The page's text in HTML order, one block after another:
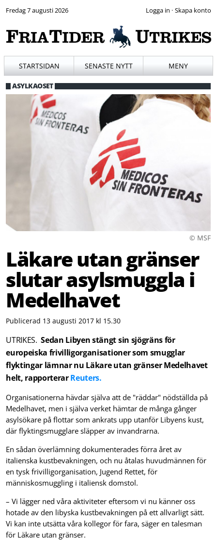
Fredag 7 augusti 2026 ·
STARTSIDAN SENASTE NYTT MENY
ASYLKAOSET
© MSF
Läkare utan gränser
slutar asylsmuggla i
Medelhavet
Publicerad 13 augusti 2017 kl 15.30
UTRIKES. Sedan Libyen stängt sin sjögräns för
europeiska frivilligorganisationer som smugglar
flyktingar lämnar nu Läkare utan gränser Medelhavet
helt, rapporterarReuters.
Organisationerna hävdar själva att de "räddar" nödställda på
Medelhavet, men i själva verket hämtar de många gånger
asylsökare på flottar som ankrats upp utanför Libyens kust,
där flyktingsmugglare släpper av invandrarna.
En sådan överlämning dokumenterades förra året av
italienska kustbevakningen, och nu åtalas huvudmännen för
en tysk frivilligorganisation, Jugend Rettet, för
människosmuggling i italiensk domstol.
– Vi lägger ned våra aktiviteter eftersom vi nu känner oss
hotade av den libyska kustbevakningen på ett allvarligt sätt.
Vi kan inte utsätta våra kollegor för fara, säger en talesman
för Läkare utan gränser.